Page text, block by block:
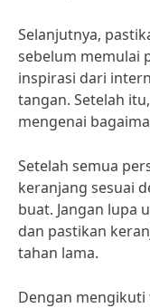
Selanjutnya,
sebelum memulai
inspirasi dari
tangan. Setelah
mengenai
Setelah semua
keranjang sesuai
buat. Jangan lupa
dan pastikan
tahan lama.
Dengan mengikuti